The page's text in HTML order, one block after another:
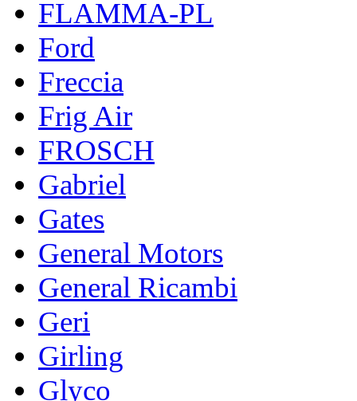
FLAMMA-PL
Ford
Freccia
Frig Air
FROSCH
Gabriel
Gates
General Motors
General Ricambi
Geri
Girling
Glyco